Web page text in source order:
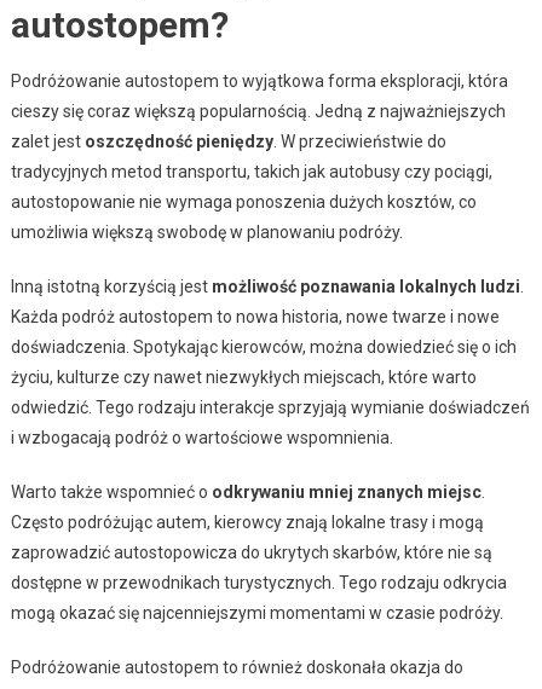
autostopem?
Podróżowanie autostopem to wyjątkowa forma eksploracji, która
cieszy się coraz większą popularnością. Jedną z najważniejszych
zalet jest oszczędność pieniędzy. W przeciwieństwie do
tradycyjnych metod transportu, takich jak autobusy czy pociągi,
autostopowanie nie wymaga ponoszenia dużych kosztów, co
umożliwia większą swobodę w planowaniu podróży.
Inną istotną korzyścią jest możliwość poznawania lokalnych ludzi
Każda podróż autostopem to nowa historia, nowe twarze i nowe
doświadczenia. Spotykając kierowców, można dowiedzieć się o ich
życiu, kulturze czy nawet niezwykłych miejscach, które warto
odwiedzić. Tego rodzaju interakcje sprzyjają wymianie doświadczeń
i wzbogacają podróż o wartościowe wspomnienia.
Warto także wspomnieć o odkrywaniu mniej znanych miejsc.
Często podróżując autem, kierowcy znają lokalne trasy i mogą
zaprowadzić autostopowicza do ukrytych skarbów, które nie są
dostępne w przewodnikach turystycznych. Tego rodzaju odkrycia
mogą okazać się najcenniejszymi momentami w czasie podróży.
Podróżowanie autostopem to również doskonała okazja do